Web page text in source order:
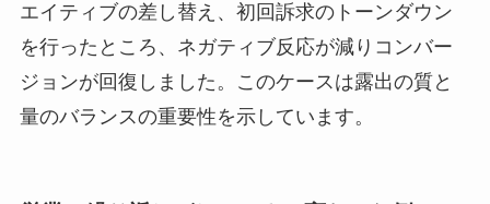
エイティブの差し替え、初回訴求のトーンダウン
を行ったところ、ネガティブ反応が減りコンバー
ジョンが回復しました。このケースは露出の質と
量のバランスの重要性を示しています。